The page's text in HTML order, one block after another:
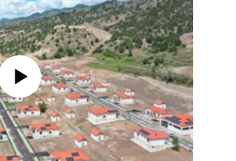
currently available